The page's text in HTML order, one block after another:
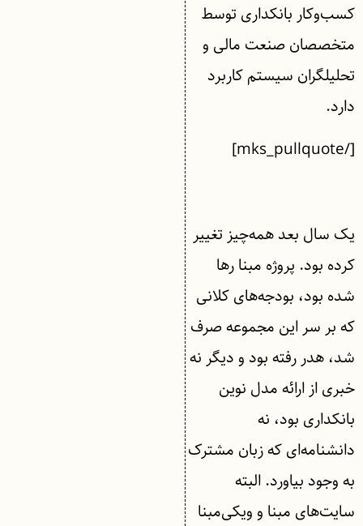
کسب‌وکار بانکداری توسط
متخصصان صنعت مالی و
تحلیلگران سیستم کاربرد
دارد.
[/mks_pullquote]
یک سال بعد همه‌چیز تغییر
کرده بود. پروژه مبنا رها
شده بود، بودجه‌های کلانی
که بر سر این مجموعه صرف
شد، هدر رفته بود و دیگر نه
خبری از ارائه مدل نوین
بانکداری بود، نه
دانشنامه‌ای که زبان مشترک
به وجود بیاورد. البته
سایت‌های مبنا و ویکی‌مبنا